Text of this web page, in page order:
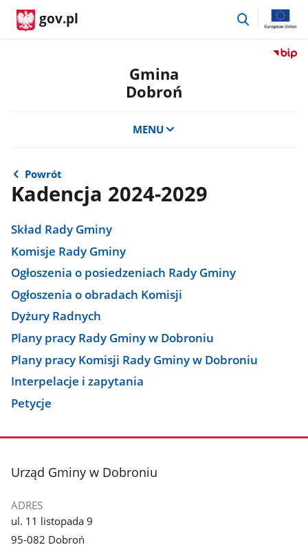
gov.pl
przejdź
Przejdź
Gmina
Dobroń
MENU
Powrót
Kadencja 2024-2029
Skład Rady Gminy
Komisje Rady Gminy
Ogłoszenia o posiedzeniach Rady Gminy
Ogłoszenia o obradach Komisji
Dyżury Radnych
Plany pracy Rady Gminy w Dobroniu
Plany pracy Komisji Rady Gminy w Dobroniu
Interpelacje i zapytania
Petycje
stopka
Urząd Gminy w Dobroniu
ADRES
ul. 11 listopada 9
95-082 Dobroń